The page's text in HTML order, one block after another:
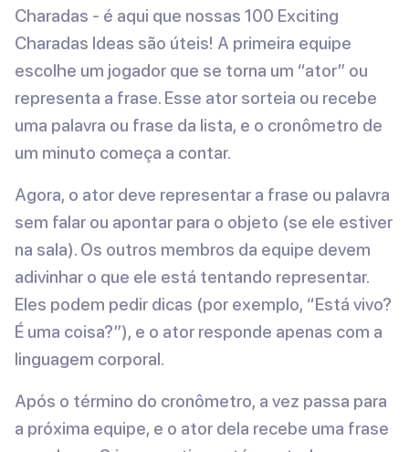
Charadas - é aqui que nossas 100 Exciting
Charadas Ideas são úteis! A primeira equipe
escolhe um jogador que se torna um “ator” ou
representa a frase. Esse ator sorteia ou recebe
uma palavra ou frase da lista, e o cronômetro de
um minuto começa a contar.
Agora, o ator deve representar a frase ou palavra
sem falar ou apontar para o objeto (se ele estiver
na sala). Os outros membros da equipe devem
adivinhar o que ele está tentando representar.
Eles podem pedir dicas (por exemplo, “Está vivo?
É uma coisa?”), e o ator responde apenas com a
linguagem corporal.
Após o término do cronômetro, a vez passa para
a próxima equipe, e o ator dela recebe uma frase